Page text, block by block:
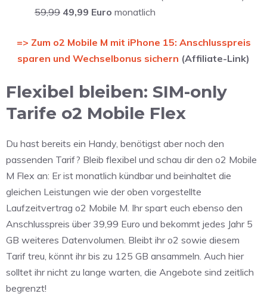
59,99 49,99 Euro monatlich
=> Zum o2 Mobile M mit iPhone 15: Anschlusspreis
sparen und Wechselbonus sichern (Affiliate-Link)
Flexibel bleiben: SIM-only
Tarife o2 Mobile Flex
Du hast bereits ein Handy, benötigst aber noch den
passenden Tarif? Bleib flexibel und schau dir den o2 Mobile
M Flex an: Er ist monatlich kündbar und beinhaltet die
gleichen Leistungen wie der oben vorgestellte
Laufzeitvertrag o2 Mobile M. Ihr spart euch ebenso den
Anschlusspreis über 39,99 Euro und bekommt jedes Jahr 5
GB weiteres Datenvolumen. Bleibt ihr o2 sowie diesem
Tarif treu, könnt ihr bis zu 125 GB ansammeln. Auch hier
solltet ihr nicht zu lange warten, die Angebote sind zeitlich
begrenzt!